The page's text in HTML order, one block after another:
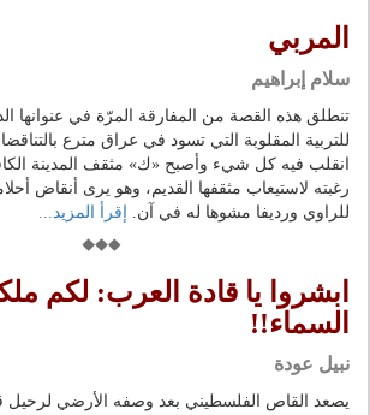
المربي
سلام إبراهيم
تنطلق هذه القصة من المفارقة المرّة في عنوانها
للتربية المقلوبة التي تسود في عراق مترع
انقلب فيه كل شيء وأصبح «ك» مثقف المدينة
رغبته لاستيعاب مثقفها القديم، وهو يرى أنقاض
للراوي ورديفا مشوها له في آن.
إقرأ المزيد...
ابشروا يا قادة العرب: لكم
السماء!!
نبيل عودة
يصعد القاص الفلسطيني بعد وصفه الأرضي لرحيل